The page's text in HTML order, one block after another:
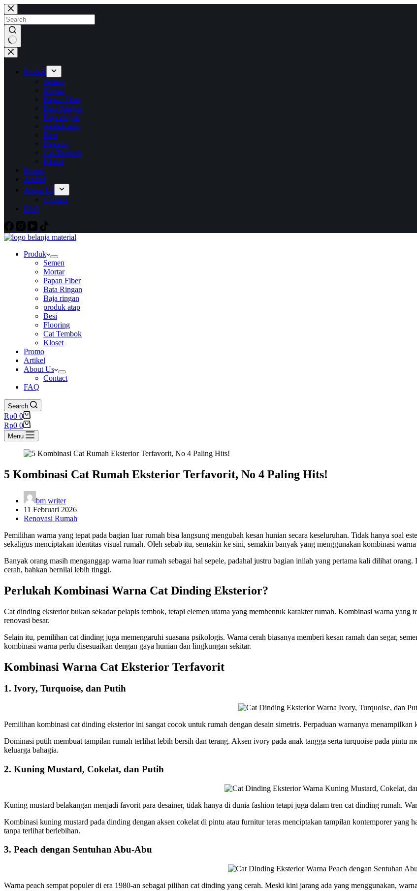
Skip
to
content
No
results
Produk
Semen
Mortar
Papan Fiber
Bata Ringan
Baja ringan
produk atap
Besi
Flooring
Cat Tembok
Kloset
Promo
Artikel
About Us
Contact
FAQ
Produk
Semen
Mortar
Papan Fiber
Bata Ringan
Baja ringan
produk atap
Besi
Flooring
Cat Tembok
Kloset
Promo
Artikel
About Us
Contact
FAQ
Search
Shopping
cart
Rp0 0
Shopping
cart
Rp0 0
Menu
5 Kombinasi Cat Rumah Eksterior Terfavorit, No 4 Paling Hits!
bm writer
11 Februari 2026
Renovasi Rumah
Pemilihan warna yang tepat pada bagian luar rumah bisa langsung mengubah kesan hunian secara keseluruhan. Tidak hanya soal
sekaligus menciptakan identitas visual rumah. Oleh sebab itu, semakin ke sini, semakin banyak yang menggunakan kombinasi
Banyak orang masih menganggap warna luar rumah sebagai hal sepele, padahal justru bagian inilah yang pertama kali dilihat orang.
cerah, bahkan bernilai lebih tinggi.
Perlukah Kombinasi Warna Cat Dinding Eksterior?
Cat dinding eksterior bukan sekadar pelapis tembok, tetapi elemen utama yang membentuk karakter rumah. Kombinasi warna yang
renovasi besar.
Selain itu, pemilihan cat dinding juga memengaruhi suasana psikologis. Warna cerah biasanya memberi kesan ramah dan segar,
kombinasi warna perlu disesuaikan dengan gaya hunian dan lingkungan sekitar.
Kombinasi Warna Cat Eksterior Terfavorit
1. Ivory, Turquoise, dan Putih
Pemilihan kombinasi cat dinding eksterior ini sangat cocok untuk rumah dengan desain simetris. Perpaduan warnanya menampilkan
Dominasi putih membuat tampilan rumah terlihat lebih bersih dan terang. Aksen ivory pada anak tangga serta turquoise pada pintu
keluarga bahagia.
2. Kuning Mustard, Cokelat, dan Putih
Kuning mustard belakangan menjadi favorit para desainer, tidak hanya di dunia fashion tetapi juga dalam tren cat dinding rumah.
Kombinasi kuning mustard pada dinding dengan aksen cokelat di pintu atau furnitur teras menciptakan tampilan kontemporer yang
tanpa terlihat berlebihan.
3. Peach dengan Sentuhan Abu-Abu
Warna peach sempat populer di era 1980-an sebagai pilihan cat dinding yang cerah. Meski kini jarang ada yang menggunakan,